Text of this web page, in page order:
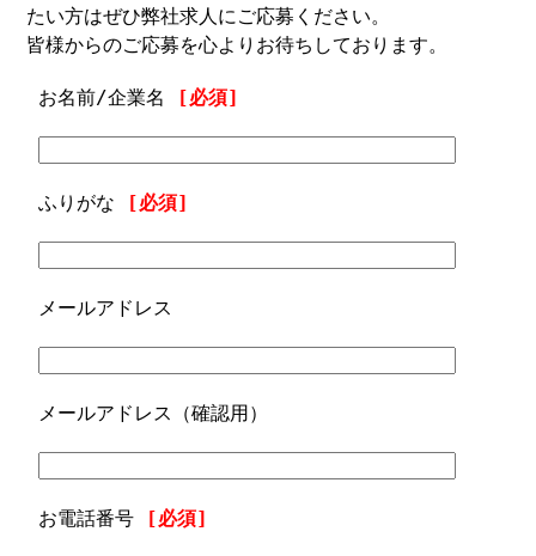
たい方はぜひ弊社求人にご応募ください。
皆様からのご応募を心よりお待ちしております。
お名前/企業名 [必須]
ふりがな [必須]
メールアドレス
メールアドレス（確認用）
お電話番号 [必須]